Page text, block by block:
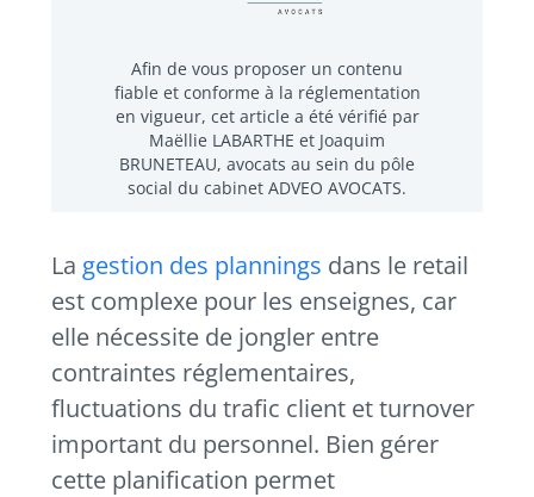
Afin de vous proposer un contenu
fiable et conforme à la réglementation
en vigueur, cet article a été vérifié par
Maëllie LABARTHE et Joaquim
BRUNETEAU, avocats au sein du pôle
social du cabinet ADVEO AVOCATS.
La gestion des plannings dans le retail
est complexe pour les enseignes, car
elle nécessite de jongler entre
contraintes réglementaires,
fluctuations du trafic client et turnover
important du personnel. Bien gérer
cette planification permet